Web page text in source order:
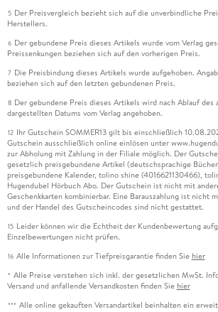
5 Der Preisvergleich bezieht sich auf die unverbindliche
Herstellers.
6 Der gebundene Preis dieses Artikels wurde vom Verlag
Preissenkungen beziehen sich auf den vorherigen Preis.
7 Die Preisbindung dieses Artikels wurde aufgehoben.
beziehen sich auf den letzten gebundenen Preis.
8 Der gebundene Preis dieses Artikels wird nach Ablauf
dargestellten Datums vom Verlag angehoben.
12 Ihr Gutschein SOMMER13 gilt bis einschließlich
Gutschein ausschließlich online einlösen unter
zur Abholung mit Zahlung in der Filiale möglich. Der
gesetzlich preisgebundene Artikel (deutschsprachige
preisgebundene Kalender, tolino shine (4016621130466),
Hugendubel Hörbuch Abo. Der Gutschein ist nicht mit
Geschenkkarten kombinierbar. Eine Barauszahlung ist nicht
und der Handel des Gutscheincodes sind nicht gestattet.
15 Leider können wir die Echtheit der Kundenbewertung
Einzelbewertungen nicht prüfen.
16 Alle Informationen zur Tiefpreisgarantie finden Sie hier
* Alle Preise verstehen sich inkl. der gesetzlichen MwSt.
Versand und anfallende Versandkosten finden Sie hier
*** Alle online gekauften Versandartikel beinhalten ein